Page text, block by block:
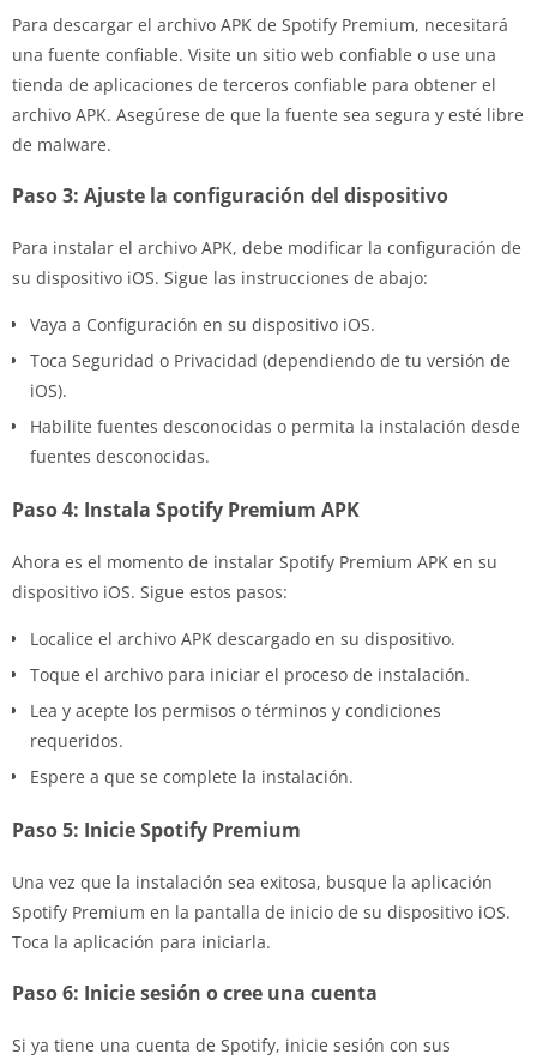
Para descargar el archivo APK de Spotify Premium, necesitará
una fuente confiable. Visite un sitio web confiable o use una
tienda de aplicaciones de terceros confiable para obtener el
archivo APK. Asegúrese de que la fuente sea segura y esté libre
de malware.
Paso 3: Ajuste la configuración del dispositivo
Para instalar el archivo APK, debe modificar la configuración de
su dispositivo iOS. Sigue las instrucciones de abajo:
Vaya a Configuración en su dispositivo iOS.
Toca Seguridad o Privacidad (dependiendo de tu versión de
iOS).
Habilite fuentes desconocidas o permita la instalación desde
fuentes desconocidas.
Paso 4: Instala Spotify Premium APK
Ahora es el momento de instalar Spotify Premium APK en su
dispositivo iOS. Sigue estos pasos:
Localice el archivo APK descargado en su dispositivo.
Toque el archivo para iniciar el proceso de instalación.
Lea y acepte los permisos o términos y condiciones
requeridos.
Espere a que se complete la instalación.
Paso 5: Inicie Spotify Premium
Una vez que la instalación sea exitosa, busque la aplicación
Spotify Premium en la pantalla de inicio de su dispositivo iOS.
Toca la aplicación para iniciarla.
Paso 6: Inicie sesión o cree una cuenta
Si ya tiene una cuenta de Spotify, inicie sesión con sus